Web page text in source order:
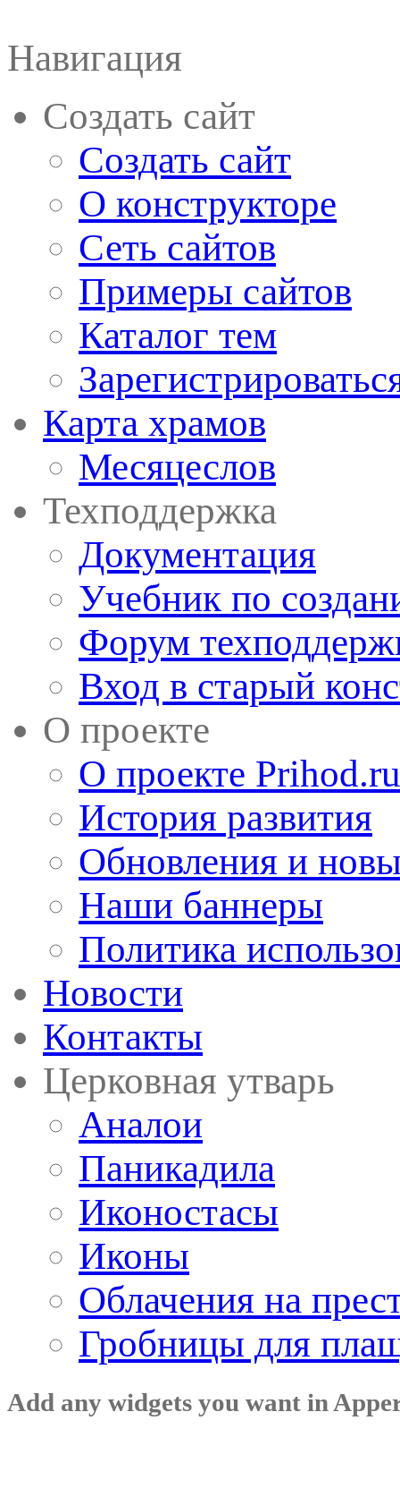
Навигация
Создать сайт
Создать сайт
О конструкторе
Сеть сайтов
Примеры сайтов
Каталог тем
Карта храмов
Месяцеслов
Техподдержка
Документация
Учебник по
Форум
Вход в старый
О проекте
О проекте Prihod.ru
История развития
Обновления и
Наши баннеры
Политика
Новости
Контакты
Церковная утварь
Аналои
Паникадила
Иконостасы
Иконы
Облачения на
Гробницы для
Add any widgets you want in